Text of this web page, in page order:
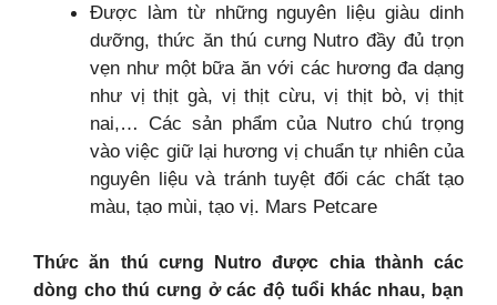
Được làm từ những nguyên liệu giàu dinh
dưỡng, thức ăn thú cưng Nutro đầy đủ trọn
vẹn như một bữa ăn với các hương đa dạng
như vị thịt gà, vị thịt cừu, vị thịt bò, vị thịt
nai,… Các sản phẩm của Nutro chú trọng
vào việc giữ lại hương vị chuẩn tự nhiên của
nguyên liệu và tránh tuyệt đối các chất tạo
màu, tạo mùi, tạo vị. Mars Petcare
Thức ăn thú cưng Nutro được chia thành các
dòng cho thú cưng ở các độ tuổi khác nhau, bạn